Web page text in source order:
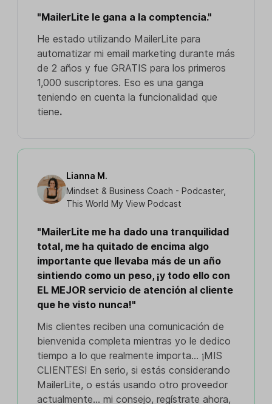
"MailerLite le gana a la comptencia."
He estado utilizando MailerLite para
automatizar mi email marketing durante más
de 2 años y fue GRATIS para los primeros
1,000 suscriptores. Eso es una ganga
teniendo en cuenta la funcionalidad que
tiene.
Lianna M.
Mindset & Business Coach - Podcaster,
This World My View Podcast
"MailerLite me ha dado una tranquilidad
total, me ha quitado de encima algo
importante que llevaba más de un año
sintiendo como un peso, ¡y todo ello con
EL MEJOR servicio de atención al cliente
que he visto nunca!"
Mis clientes reciben una comunicación de
bienvenida completa mientras yo le dedico
tiempo a lo que realmente importa... ¡MIS
CLIENTES! En serio, si estás considerando
MailerLite, o estás usando otro proveedor
actualmente... mi consejo, regístrate ahora,